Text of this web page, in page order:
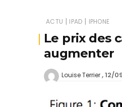
ACTU | IPAD | IPHONE
Le prix des
augmenter
Louise Terrier 12/